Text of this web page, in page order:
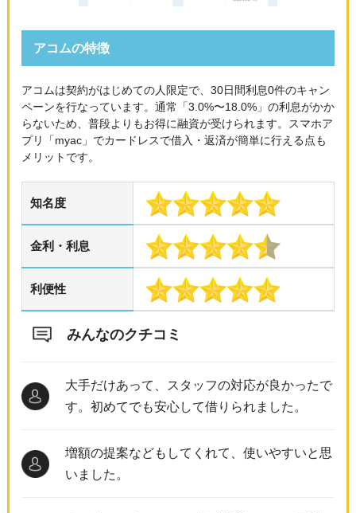
アコムの特徴
アコムは契約がはじめての人限定で、30日間利息0件のキャン
ペーンを行なっています。通常「3.0%〜18.0%」の利息がかか
らないため、普段よりもお得に融資が受けられます。スマホア
プリ「myac」でカードレスで借入・返済が簡単に行える点も
メリットです。
知名度
金利・利息
利便性
みんなのクチコミ
大手だけあって、スタッフの対応が良かったで
す。初めてでも安心して借りられました。
増額の提案などもしてくれて、使いやすいと思
いました。